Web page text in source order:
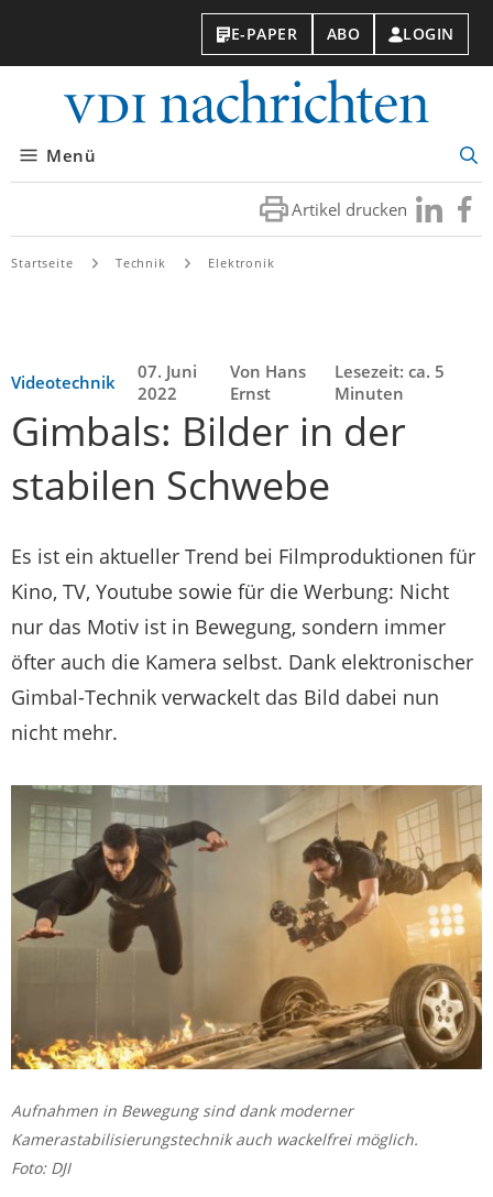
E-PAPER ABO LOGIN
Menü
Artikel drucken Besuchen
Sie
Sie
Startseite Technik Elektronik
Videotechnik
07. Juni
2022
Von Hans
Ernst
Lesezeit: ca. 5
Minuten
Gimbals: Bilder in der
stabilen Schwebe
Es ist ein aktueller Trend bei Filmproduktionen für
Kino, TV, Youtube sowie für die Werbung: Nicht
nur das Motiv ist in Bewegung, sondern immer
öfter auch die Kamera selbst. Dank elektronischer
Gimbal-Technik verwackelt das Bild dabei nun
nicht mehr.
Aufnahmen in Bewegung sind dank moderner
Kamerastabilisierungstechnik auch wackelfrei möglich.
Foto: DJI